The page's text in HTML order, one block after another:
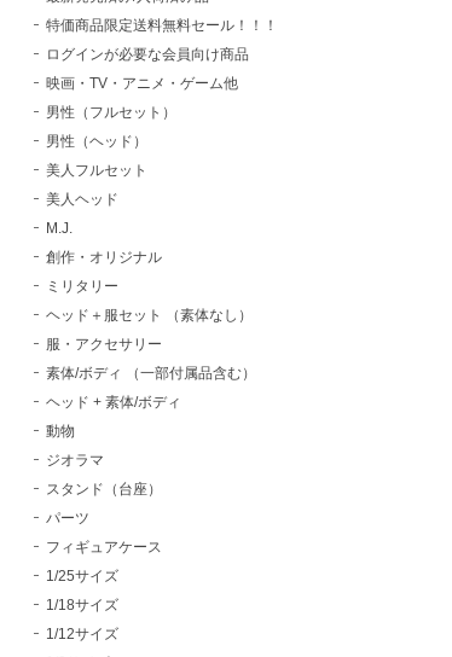
特価商品限定送料無料セール！！！
ログインが必要な会員向け商品
映画・TV・アニメ・ゲーム他
男性（フルセット）
男性（ヘッド）
美人フルセット
美人ヘッド
M.J.
創作・オリジナル
ミリタリー
ヘッド＋服セット （素体なし）
服・アクセサリー
素体/ボディ （一部付属品含む）
ヘッド + 素体/ボディ
動物
ジオラマ
スタンド（台座）
パーツ
フィギュアケース
1/25サイズ
1/18サイズ
1/12サイズ